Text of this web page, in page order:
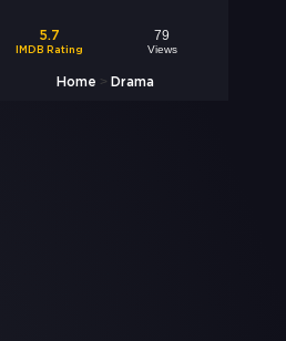
5.7
IMDB Rating
79
Views
Home > Drama